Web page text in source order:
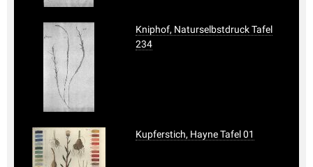
Kniphof, Naturselbstdruck Tafel
234
Kupferstich, Hayne Tafel 01